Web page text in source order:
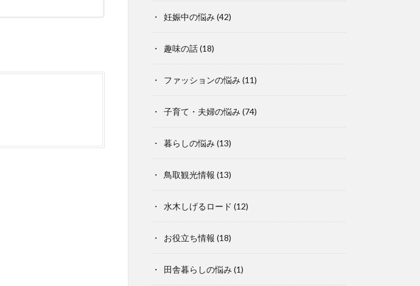
妊娠中の悩み (42)
趣味の話(18)
ファッションの悩み (11)
子育て・夫婦の悩み (74)
暮らしの悩み (13)
鳥取観光情報 (13)
水木しげるロード (12)
お役立ち情報 (18)
田舎暮らしの悩み (1)